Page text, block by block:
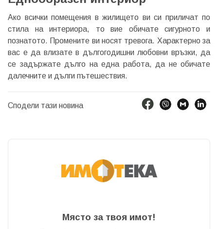
Имейл Адрес
Парола
Вход
Вход като гост
Ако всички помещения в жилището ви си приличат по
стила на интериора, то вие обичате сигурното и
познатото. Промените ви носят тревога. Характерно за
вас е да влизате в дългогодишни любовни връзки, да
се задържате дълго на една работа, да не обичате
далечните и дълги пътешествия.
Сподели тази новина
Място за твоя имот!